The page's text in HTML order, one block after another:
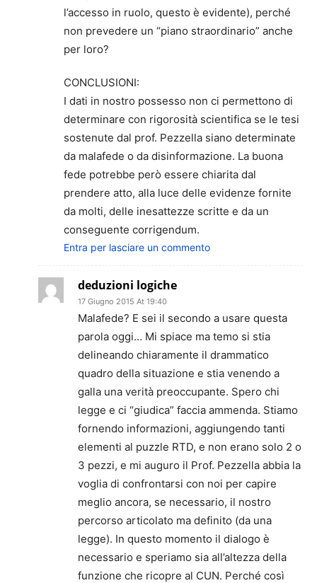
l’accesso in ruolo, questo è evidente), perché
non prevedere un “piano straordinario” anche
per loro?
CONCLUSIONI:
I dati in nostro possesso non ci permettono di
determinare con rigorosità scientifica se le tesi
sostenute dal prof. Pezzella siano determinate
da malafede o da disinformazione. La buona
fede potrebbe però essere chiarita dal
prendere atto, alla luce delle evidenze fornite
da molti, delle inesattezze scritte e da un
conseguente corrigendum.
Entra per lasciare un commento
deduzioni logiche
17 Giugno 2015 At 19:40
Malafede? E sei il secondo a usare questa
parola oggi… Mi spiace ma temo si stia
delineando chiaramente il drammatico
quadro della situazione e stia venendo a
galla una verità preoccupante. Spero chi
legge e ci “giudica” faccia ammenda. Stiamo
fornendo informazioni, aggiungendo tanti
elementi al puzzle RTD, e non erano solo 2 o
3 pezzi, e mi auguro il Prof. Pezzella abbia la
voglia di confrontarsi con noi per capire
meglio ancora, se necessario, il nostro
percorso articolato ma definito (da una
legge). In questo momento il dialogo è
necessario e speriamo sia all’altezza della
funzione che ricopre al CUN. Perché così